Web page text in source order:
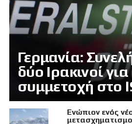
Γερμανία:
δύο Ιρακινοί για
συμμετοχή στο
Eνώπιον ενός